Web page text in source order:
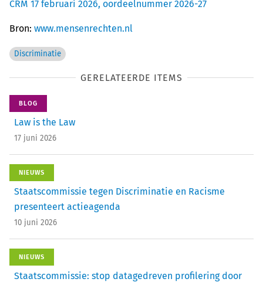
CRM 17 februari 2026, oordeelnummer 2026-27
Bron: www.mensenrechten.nl
Discriminatie
GERELATEERDE ITEMS
BLOG
Law is the Law
17 juni 2026
NIEUWS
Staatscommissie tegen Discriminatie en Racisme
presenteert actieagenda
10 juni 2026
NIEUWS
Staatscommissie: stop datagedreven profilering door